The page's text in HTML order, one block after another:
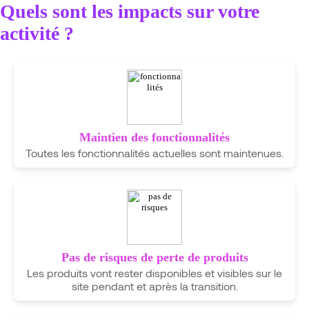
Quels sont les impacts sur votre
activité ?
Maintien des fonctionnalités
Toutes les fonctionnalités actuelles sont maintenues.
Pas de risques de perte de produits
Les produits vont rester disponibles et visibles sur le
site pendant et après la transition.